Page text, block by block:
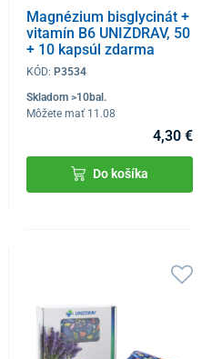
Magnézium bisglycinát +
vitamín B6 UNIZDRAV, 50
+ 10 kapsúl zdarma
KÓD: P3534
Skladom >10bal.
Môžete mať 11.08
4,30 €
Do košíka